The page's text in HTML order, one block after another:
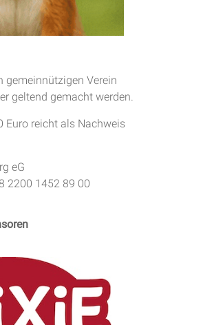
gemeinnützigen Verein
geltend gemacht werden.
Euro reicht als Nachweis
eG
2200 1452 89 00